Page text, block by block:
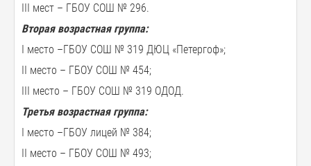
III мест – ГБОУ СОШ № 296.
Вторая возрастная группа:
I место –ГБОУ СОШ № 319 ДЮЦ «Петергоф»;
II место – ГБОУ СОШ № 454;
III место – ГБОУ СОШ № 319 ОДОД.
Третья возрастная группа:
I место –ГБОУ лицей № 384;
II место – ГБОУ СОШ № 493;